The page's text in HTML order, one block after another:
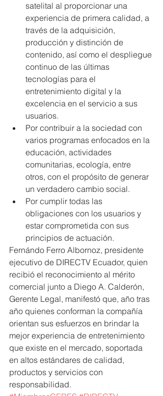
satelital al proporcionar una
experiencia de primera calidad, a
través de la adquisición,
producción y distinción de
contenido, así como el despliegue
continuo de las últimas
tecnologías para el
entretenimiento digital y la
excelencia en el servicio a sus
usuarios.
Por contribuir a la sociedad con
varios programas enfocados en la
educación, actividades
comunitarias, ecología, entre
otros, con el propósito de generar
un verdadero cambio social.
Por cumplir todas las
obligaciones con los usuarios y
estar comprometida con sus
principios de actuación.
Fernándo Ferro Albornoz, presidente
ejecutivo de DIRECTV Ecuador, quien
recibió el reconocimiento al mérito
comercial junto a Diego A. Calderón,
Gerente Legal, manifestó que, año tras
año quienes conforman la compañía
orientan sus esfuerzos en brindar la
mejor experiencia de entretenimiento
que existe en el mercado, soportada
en altos estándares de calidad,
productos y servicios con
responsabilidad.